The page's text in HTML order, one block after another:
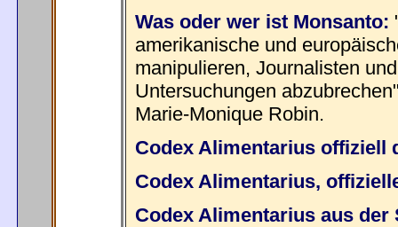
Was oder wer ist Monsanto:
amerikanische und
manipulieren, Journalisten
Untersuchungen
Marie-Monique Robin.
Codex Alimentarius offiziell
Codex Alimentarius,
Codex Alimentarius aus